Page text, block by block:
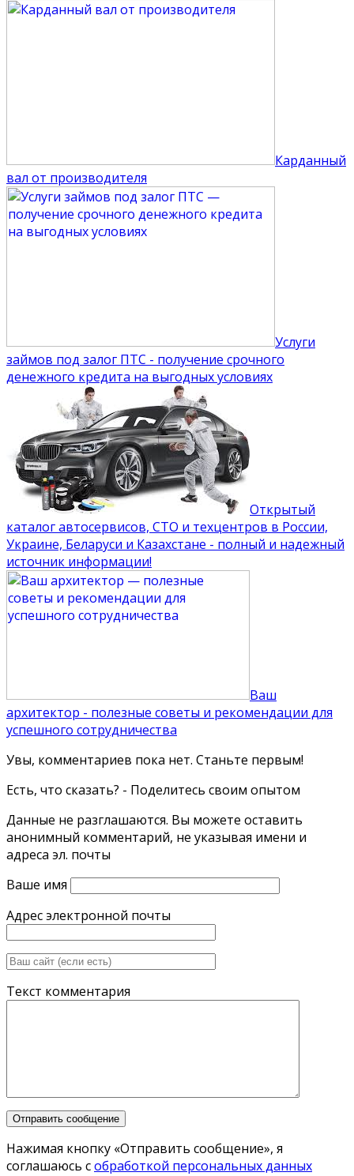
Карданный
вал от производителя
Услуги
займов под залог ПТС - получение срочного
денежного кредита на выгодных условиях
Открытый
каталог автосервисов, СТО и техцентров в России,
Украине, Беларуси и Казахстане - полный и надежный
источник информации!
Ваш
архитектор - полезные советы и рекомендации для
успешного сотрудничества
Увы, комментариев пока нет. Станьте первым!
Есть, что сказать? - Поделитесь своим опытом
Данные не разглашаются. Вы можете оставить
анонимный комментарий, не указывая имени и
адреса эл. почты
Ваше имя
Адрес электронной почты
Текст комментария
Нажимая кнопку «Отправить сообщение», я
соглашаюсь собработкой персональных данных